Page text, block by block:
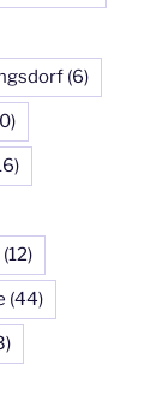
(6)
(12)
(44)